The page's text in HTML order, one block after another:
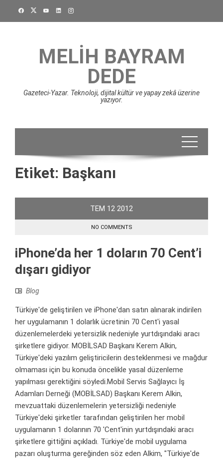
MELIH BAYRAM
DEDE
Gazeteci-Yazar. Teknoloji, dijital kültür ve yapay zekâ üzerine
yazıyor.
Etiket: Başkanı
TEM 12 2012
NO COMMENTS
iPhone’da her 1 doların 70 Cent’i
dışarı gidiyor
Blog
Türkiye'de geliştirilen ve iPhone'dan satın alınarak indirilen
her uygulamanın 1 dolarlık ücretinin 70 Cent'i yasal
düzenlemelerdeki yetersizlik nedeniyle yurtdışındaki aracı
şirketlere gidiyor. MOBİLSAD Başkanı Kerem Alkin,
Türkiye'deki yazılım geliştiricilerin desteklenmesi ve mağdur
olmaması için bu konuda öncelikle yasal düzenleme
yapılması gerektiğini söyledi.Mobil Servis Sağlayıcı İş
Adamları Derneği (MOBİLSAD) Başkanı Kerem Alkin,
mevzuattaki düzenlemelerin yetersizliği nedeniyle
Türkiye'deki şirketler tarafından geliştirilen her mobil
uygulamanın 1 dolarının 70 'Cent'inin yurtdışındaki aracı
şirketlere gittiğini açıkladı. Türkiye'de mobil uygulama
pazarı oluşturma gereğinden söz eden Alkim, "Türkiye'de